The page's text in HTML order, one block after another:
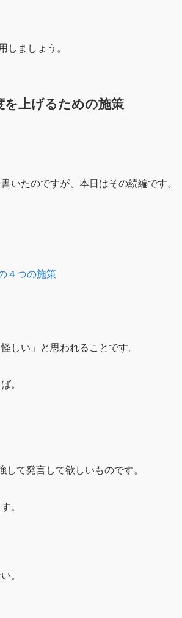
しましょう。
を上げるための施策
いたのですが、本日はその続編です。
４つの施策
しい」と思われることです。
。
て発言して欲しいものです。
。
。